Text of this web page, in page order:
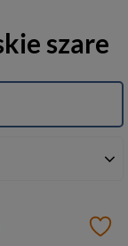
szare